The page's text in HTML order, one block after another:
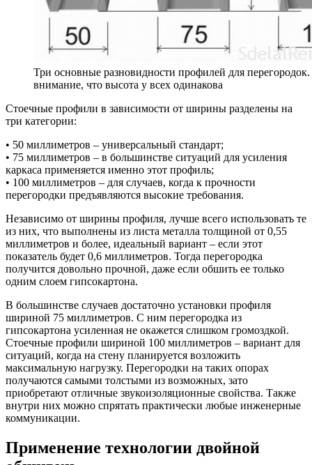
Три основные разновидности профилей для
внимание, что высота у всех одинакова
Стоечные профили в зависимости от ширины разделены на
три категории:
• 50 миллиметров – универсальный стандарт;
• 75 миллиметров – в большинстве ситуаций для усиления
каркаса применяется именно этот профиль;
• 100 миллиметров – для случаев, когда к прочности
перегородки предъявляются высокие требования.
Независимо от ширины профиля, лучше всего использовать те
из них, что выполнены из листа металла толщиной от 0,55
миллиметров и более, идеальный вариант – если этот
показатель будет 0,6 миллиметров. Тогда перегородка
получится довольно прочной, даже если обшить ее только
одним слоем гипсокартона.
В большинстве случаев достаточно установки профиля
шириной 75 миллиметров. С ним перегородка из
гипсокартона усиленная не окажется слишком громоздкой.
Стоечные профили шириной 100 миллиметров – вариант для
ситуаций, когда на стену планируется возложить
максимальную нагрузку. Перегородки на таких опорах
получаются самыми толстыми из возможных, зато
приобретают отличные звукоизоляционные свойства. Также
внутри них можно спрятать практически любые инженерные
коммуникации.
Применение технологии двойной